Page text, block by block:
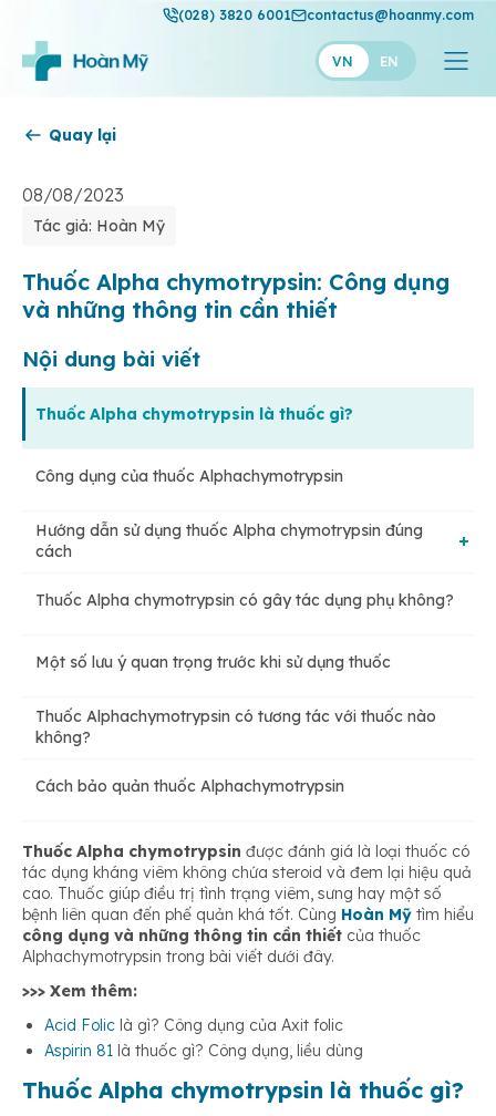
(028) 3820 6001 contactus@hoanmy.com
VN EN
Thuận Mỹ
Quay lại
08/08/2023
Tác giả: Hoàn Mỹ
Thuốc Alpha chymotrypsin: Công dụng
và những thông tin cần thiết
Nội dung bài viết
Thuốc Alpha chymotrypsin là thuốc gì?
Công dụng của thuốc Alphachymotrypsin
Hướng dẫn sử dụng thuốc Alpha chymotrypsin đúng
cách
Liều dùng
Thuốc Alpha chymotrypsin có gây tác dụng phụ không?
Một số lưu ý quan trọng trước khi sử dụng thuốc
Thuốc Alphachymotrypsin có tương tác với thuốc nào
không?
Cách bảo quản thuốc Alphachymotrypsin
Thuốc Alpha chymotrypsin được đánh giá là loại thuốc có
tác dụng kháng viêm không chứa steroid và đem lại hiệu quả
cao. Thuốc giúp điều trị tình trạng viêm, sưng hay một số
bệnh liên quan đến phế quản khá tốt. Cùng Hoàn Mỹ tìm hiểu
công dụng và những thông tin cần thiết của thuốc
Alphachymotrypsin trong bài viết dưới đây.
>>> Xem thêm:
Acid Folic là gì? Công dụng của Axit folic
Aspirin 81 là thuốc gì? Công dụng, liều dùng
Thuốc Alpha chymotrypsin là thuốc gì?